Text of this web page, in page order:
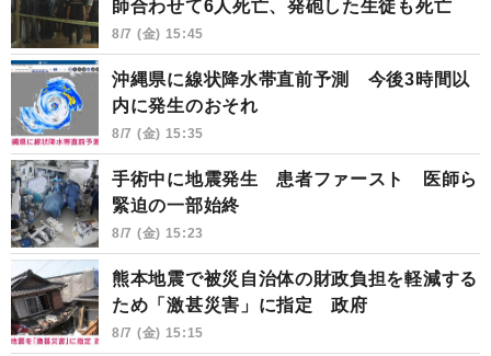
師合わせて6人死亡、発砲した生徒も死亡
8/7 (金) 15:45
沖縄県に線状降水帯直前予測 今後3時間以
内に発生のおそれ
8/7 (金) 15:35
手術中に地震発生 患者ファースト 医師ら
緊迫の一部始終
8/7 (金) 15:23
熊本地震で被災自治体の財政負担を軽減する
ため「激甚災害」に指定 政府
8/7 (金) 15:15